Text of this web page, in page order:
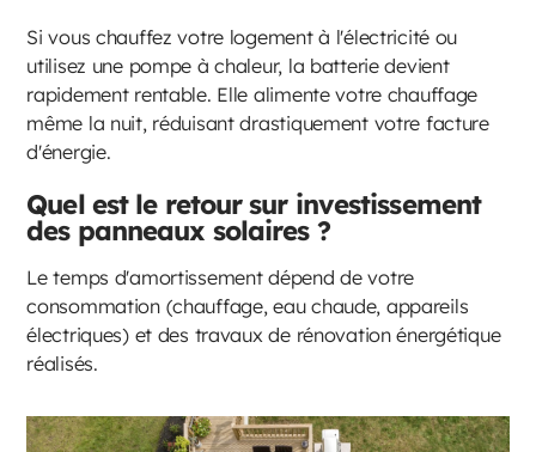
Si vous chauffez votre logement à l'électricité ou
utilisez une pompe à chaleur, la batterie devient
rapidement rentable. Elle alimente votre chauffage
même la nuit, réduisant drastiquement votre facture
d'énergie.
Quel est le retour sur investissement
des panneaux solaires ?
Le temps d'amortissement dépend de votre
consommation (chauffage, eau chaude, appareils
électriques) et des travaux de rénovation énergétique
réalisés.